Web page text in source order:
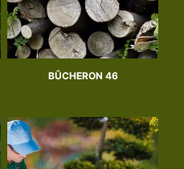
BÛCHERON 46